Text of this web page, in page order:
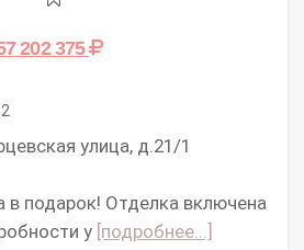
202 375
2
улица, д.21/1
в подарок! Отделка включена
у [подробнее...]